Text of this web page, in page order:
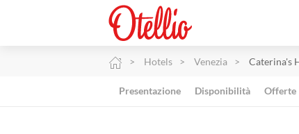
Hotels Venezia Caterina's
Presentazione Disponibilità Offerte